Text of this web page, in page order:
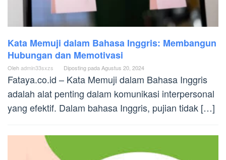
Kata Memuji dalam Bahasa Inggris: Membangun
Hubungan dan Memotivasi
Olehadmin33sxzs Diposting pada Agustus 20, 2024
Fataya.co.id – Kata Memuji dalam Bahasa Inggris
adalah alat penting dalam komunikasi interpersonal
yang efektif. Dalam bahasa Inggris, pujian tidak […]